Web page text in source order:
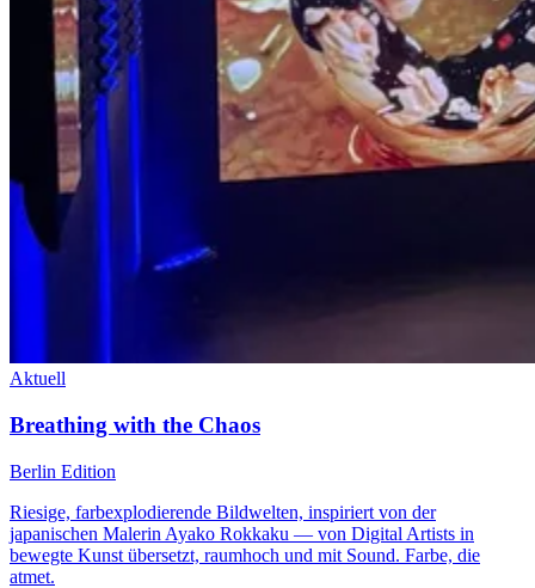
Aktuell
Breathing with the Chaos
Berlin Edition
Riesige, farbexplodierende Bildwelten, inspiriert von der
japanischen Malerin Ayako Rokkaku — von Digital Artists in
bewegte Kunst übersetzt, raumhoch und mit Sound. Farbe, die
atmet.